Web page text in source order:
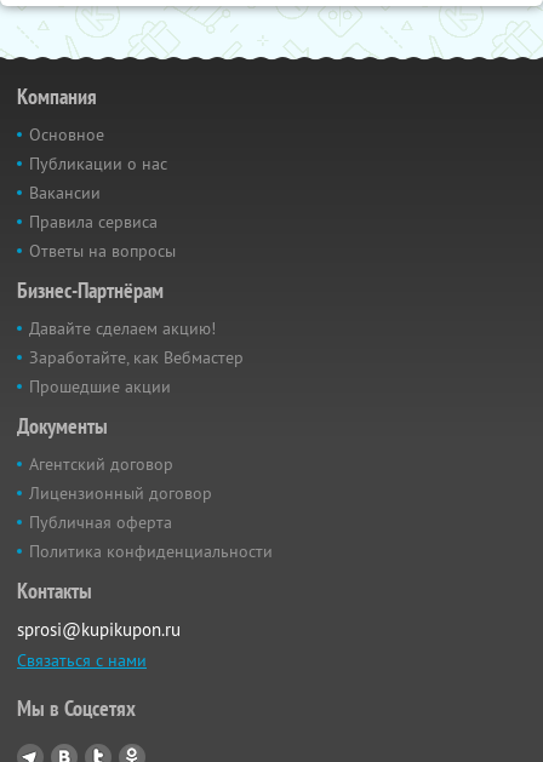
Компания
Основное
Публикации о нас
Вакансии
Правила сервиса
Ответы на вопросы
Бизнес-Партнёрам
Давайте сделаем акцию!
Заработайте, как Вебмастер
Прошедшие акции
Документы
Агентский договор
Лицензионный договор
Публичная оферта
Политика конфиденциальности
Контакты
sprosi@kupikupon.ru
Связаться с нами
Мы в Соцсетях